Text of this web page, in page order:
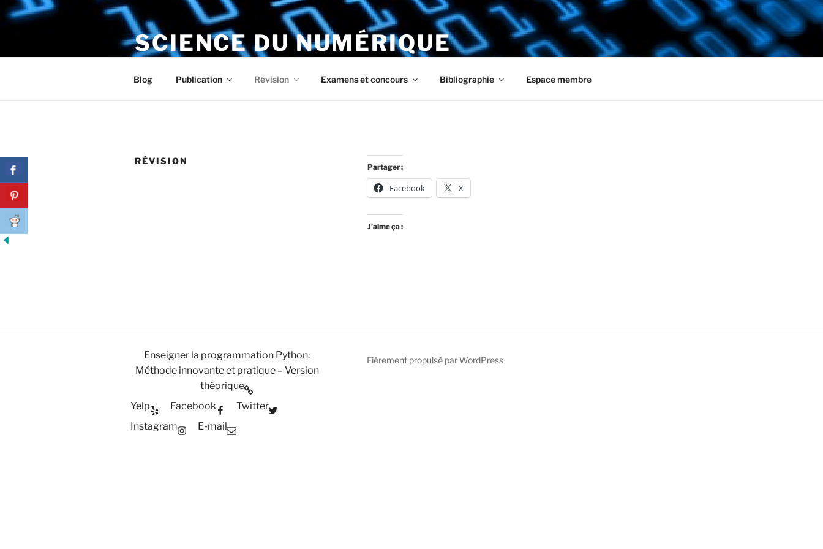
Aller
au
SCIENCE DU NUMÉRIQUE
Blog Publication Révision Examens et concours Bibliographie Espace membre
RÉVISION
Partager :
Facebook X
J’aime ça :
Enseigner la programmation Python:
Méthode innovante et pratique – Version
théorique
Yelp
Facebook
Twitter
Instagram
E-mail
Fièrement propulsé par WordPress